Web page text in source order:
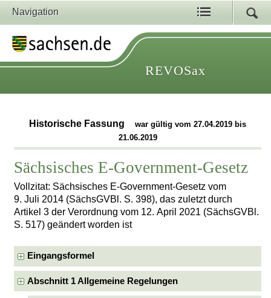
Navigation
REVOSax
Historische Fassung
war gültig vom 27.04.2019 bis
21.06.2019
Sächsisches E-Government-Gesetz
Vollzitat: Sächsisches E-Government-Gesetz vom
9. Juli 2014 (SächsGVBl. S. 398), das zuletzt durch
Artikel 3 der Verordnung vom 12. April 2021 (SächsGVBl.
S. 517) geändert worden ist
Eingangsformel
Abschnitt 1 Allgemeine Regelungen